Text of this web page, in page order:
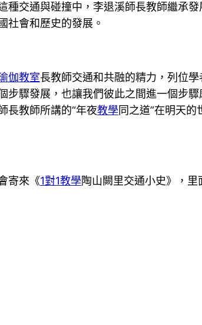
交通與碰撞中，李退溪師長教師繼承
社會和歷史的發展。
伽教室長教師交通和共融的精力，列位學
驟發展，也讓我們彼此之間進一個步
長教師所講的“年夜教學同之道”在明天
寄來《1對1教學陶山闕里交通小史》，